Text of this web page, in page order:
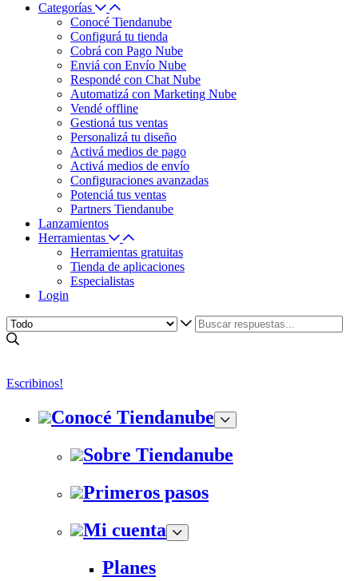
Categorías
Conocé Tiendanube
Configurá tu tienda
Cobrá con Pago Nube
Enviá con Envío Nube
Respondé con Chat Nube
Automatizá con Marketing Nube
Vendé offline
Gestioná tus ventas
Personalizá tu diseño
Activá medios de pago
Activá medios de envío
Configuraciones avanzadas
Potenciá tus ventas
Partners Tiendanube
Lanzamientos
Herramientas
Herramientas gratuitas
Tienda de aplicaciones
Especialistas
Login
Escribinos!
Conocé Tiendanube
Sobre Tiendanube
Primeros pasos
Mi cuenta
Planes